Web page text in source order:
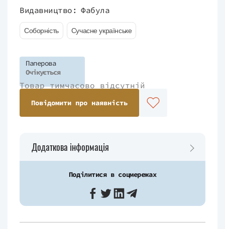
Видавництво: Фабула
Соборність Сучасне українське
Паперова
Очікується
Товар тимчасово відсутній
Повідомити про наявність
Додаткова інформація
Поділитися в соцмережах